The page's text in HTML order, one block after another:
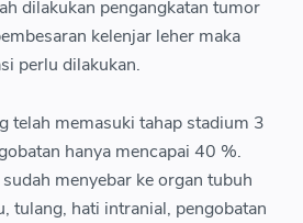
dilakukan pengangkatan tumor
kelenjar leher maka
perlu dilakukan.
telah memasuki tahap stadium 3
hanya mencapai 40 %.
menyebar ke organ tubuh
tulang, hati intranial, pengobatan